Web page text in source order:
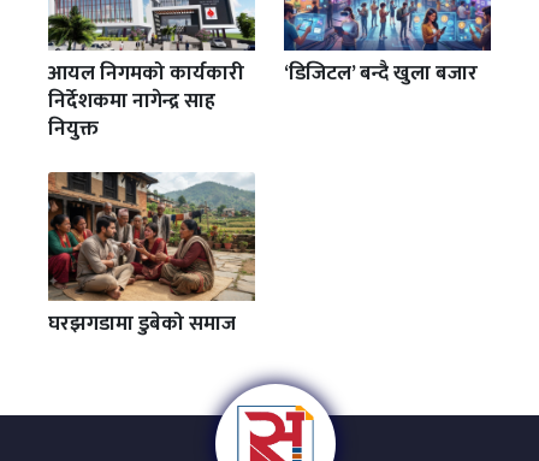
आयल निगमको कार्यकारी
निर्देशकमा नागेन्द्र साह
नियुक्त
‘डिजिटल’ बन्दै खुला बजार
घरझगडामा डुबेको समाज